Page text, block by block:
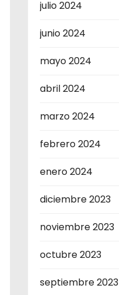
julio 2024
junio 2024
mayo 2024
abril 2024
marzo 2024
febrero 2024
enero 2024
diciembre 2023
noviembre 2023
octubre 2023
septiembre 2023